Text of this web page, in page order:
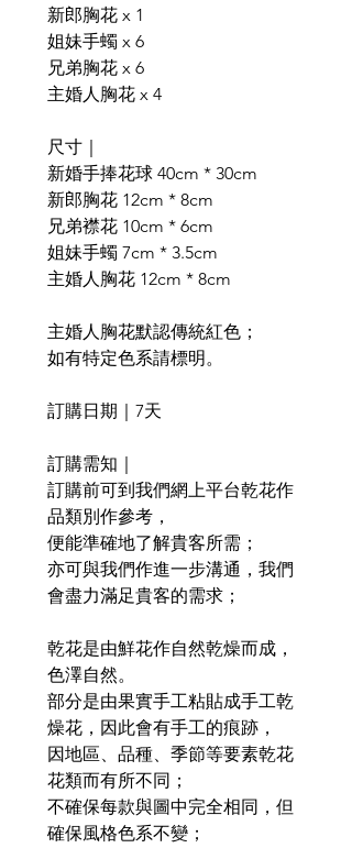
新郎胸花 x 1
姐妹手蠋 x 6
兄弟胸花 x 6
主婚人胸花 x 4
尺寸｜
新婚手捧花球 40cm * 30cm
新郎胸花 12cm * 8cm
兄弟襟花 10cm * 6cm
姐妹手蠋 7cm * 3.5cm
主婚人胸花 12cm * 8cm
主婚人胸花默認傳統紅色；
如有特定色系請標明。
訂購日期｜7天
訂購需知｜
訂購前可到我們網上平台乾花作
品類別作參考，
便能準確地了解貴客所需；
亦可與我們作進一步溝通，我們
會盡力滿足貴客的需求；
乾花是由鮮花作自然乾燥而成，
色澤自然。
部分是由果實手工粘貼成手工乾
燥花，因此會有手工的痕跡，
因地區、品種、季節等要素乾花
花類而有所不同；
不確保每款與圖中完全相同，但
確保風格色系不變；